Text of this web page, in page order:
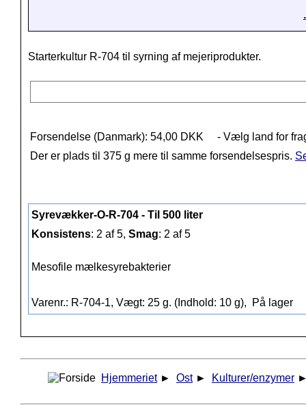
Starterkultur R-704 til syrning af mejeriprodukter.
Forsendelse (Danmark): 54,00 DKK
- Vælg land for
Der er plads til 375 g mere til samme forsendelsespris.
Syrevækker-O-R-704 - Til 500 liter
Konsistens: 2 af 5, Smag: 2 af 5
Mesofile mælkesyrebakterier
Varenr.: R-704-1, Vægt: 25 g. (Indhold: 10 g), På lager
Hjemmeriet ► Ost ► Kulturer/enzymer